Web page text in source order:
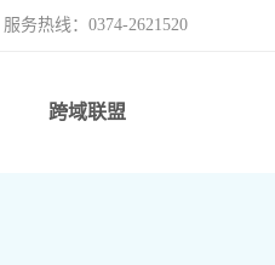
服务热线：0374-2621520
跨域联盟